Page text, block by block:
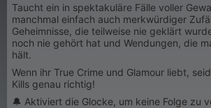
Taucht ein in spektakuläre Fälle voller
manchmal einfach auch merkwürdiger
Geheimnisse, die teilweise nie geklärt
noch nie gehört hat und Wendungen, die
hält.
Wenn ihr True Crime und Glamour liebt,
Kills genau richtig!
🔔 Aktiviert die Glocke, um keine Folge zu